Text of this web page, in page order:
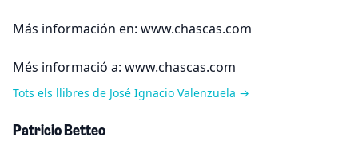
Más información en: www.chascas.com
Més informació a: www.chascas.com
Tots els llibres de José Ignacio Valenzuela →
Patricio Betteo